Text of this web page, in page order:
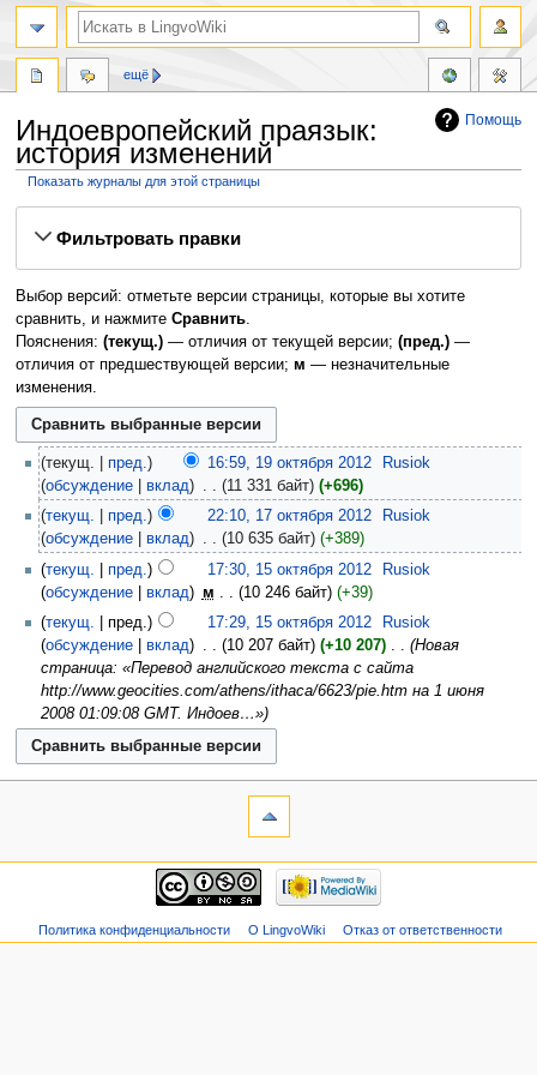
Помощь
Индоевропейский праязык:
история изменений
Показать журналы для этой страницы
Фильтровать правки
Выбор версий: отметьте версии страницы, которые вы хотите
сравнить, и нажмите Сравнить.
Пояснения: (текущ.)— отличия от текущей версии; (пред.)—
отличия от предшествующей версии; м — незначительные
изменения.
текущ. пред. 16:59, 19 октября 2012
Rusiok
обсуждение
вклад 11 331 байт
+696
текущ.
пред. 22:10, 17 октября 2012
Rusiok
обсуждение
вклад 10 635 байт
+389
текущ.
пред. 17:30, 15 октября 2012
Rusiok
обсуждение
вклад м 10 246 байт
+39
текущ.
пред. 17:29, 15 октября 2012
Rusiok
обсуждение
вклад 10 207 байт +10 207 ‎
Новая
страница: «Перевод английского текста с сайта
http://www.geocities.com/athens/ithaca/6623/pie.htm на 1 июня
2008 01:09:08 GMT. Индоев…»
ещё
Политика конфиденциальности О LingvoWiki Отказ от ответственности